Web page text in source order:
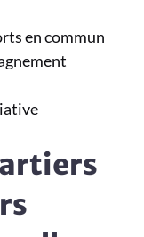
en commun